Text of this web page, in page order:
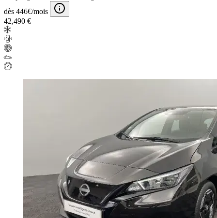
dès 446€/mois
42,490 €